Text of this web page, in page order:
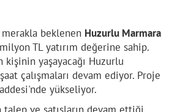
merakla beklenen Huzurlu Marmara
TL yatırım değerine sahip.
kişinin yaşayacağı Huzurlu
çalışmaları devam ediyor. Proje
yükseliyor.